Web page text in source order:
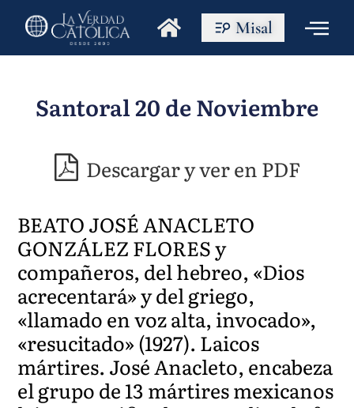
Misal
Santoral 20 de Noviembre
Descargar y ver en PDF
BEATO JOSÉ ANACLETO
GONZÁLEZ FLORES y
compañeros, del hebreo, «Dios
acrecentará» y del griego,
«llamado en voz alta, invocado»,
«resucitado» (1927). Laicos
mártires. José Anacleto, encabeza
el grupo de 13 mártires mexicanos